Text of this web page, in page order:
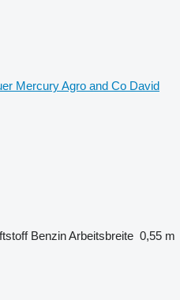
Mercury Agro and Co David
BenzinArbeitsbreite 0,55 m